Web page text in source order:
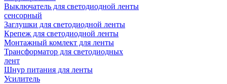
Выключатель для светодиодной ленты
сенсорный
Заглушки для светодиодной ленты
Крепеж для светодиодной ленты
Монтажный комлект для ленты
Трансформатор для светодиодных
лент
Шнур питания для ленты
Усилитель